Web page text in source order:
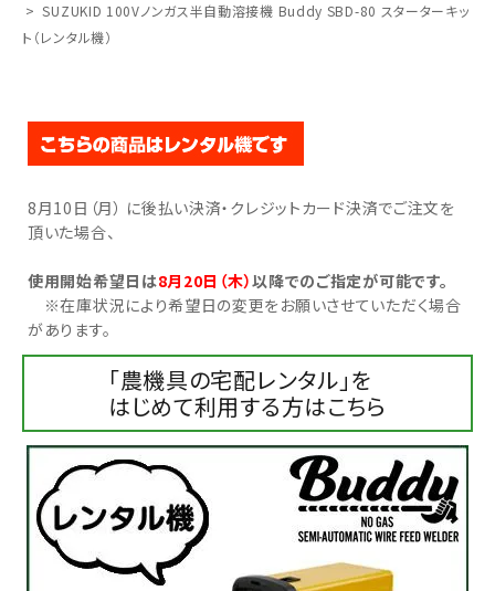
閲覧履歴一覧
農業資材
作業用品
補修部品
SUZUKID 100Vノンガス半自動溶接機 Buddy SBD-80 スターターキッ
ト（レンタル機）
8月10日（月） に後払い決済・クレジットカード決済でご注文を
頂いた場合、
使用開始希望日は8月20日（木）以降でのご指定が可能です。
※在庫状況により希望日の変更をお願いさせていただく場合
があります。
「農機具の宅配レンタル」を
はじめて利用する方はこちら